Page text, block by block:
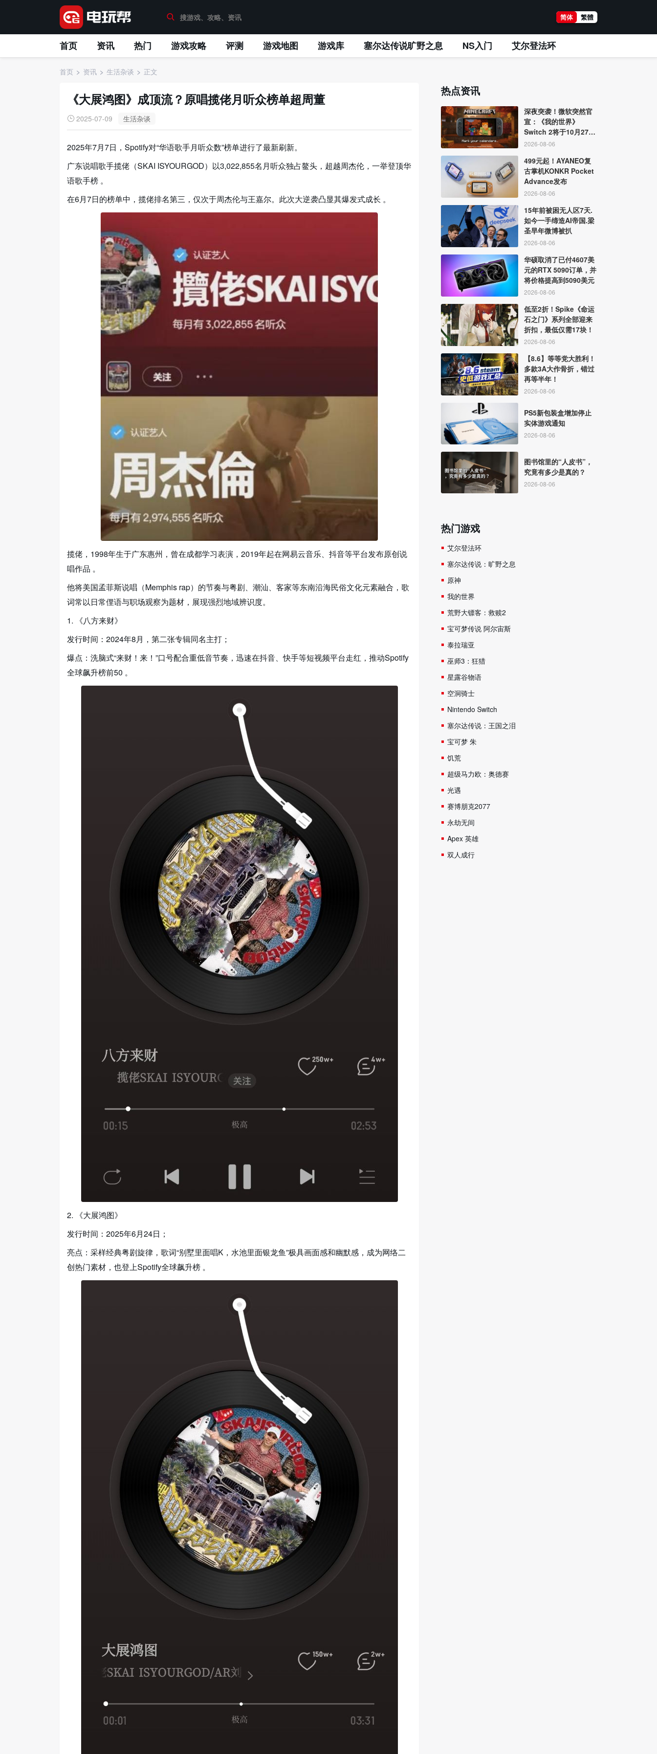
简体 繁體
首页 资讯 热门 游戏攻略 评测 游戏地图 游戏库 塞尔达传说旷野之息 NS入门 艾尔登法环
首页 资讯 生活杂谈 正文
《大展鸿图》成顶流？原唱揽佬月听众榜单超周董
2025-07-09 生活杂谈
2025年7月7日，Spotify对“华语歌手月听众数”榜单进行了最新刷新。
广东说唱歌手揽佬（SKAI ISYOURGOD）以3,022,855名月听众独占鳌头，超越周杰伦，一举登顶华
语歌手榜 。
在6月7日的榜单中，揽佬排名第三，仅次于周杰伦与王嘉尔。此次大逆袭凸显其爆发式成长 。
揽佬，1998年生于广东惠州，曾在成都学习表演，2019年起在网易云音乐、抖音等平台发布原创说
唱作品 。
他将美国孟菲斯说唱（Memphis rap）的节奏与粤剧、潮汕、客家等东南沿海民俗文化元素融合，歌
词常以日常俚语与职场观察为题材，展现强烈地域辨识度。
1. 《八方来财》
发行时间：2024年8月，第二张专辑同名主打；
爆点：洗脑式“来财！来！”口号配合重低音节奏，迅速在抖音、快手等短视频平台走红，推动Spotify
全球飙升榜前50 。
2. 《大展鸿图》
发行时间：2025年6月24日；
亮点：采样经典粤剧旋律，歌词“别墅里面唱K，水池里面银龙鱼”极具画面感和幽默感，成为网络二
创热门素材，也登上Spotify全球飙升榜 。
热点资讯
深夜突袭！微软突然官
宣：《我的世界》
Switch 2将于10月27日
发售
2026-08-06
499元起！AYANEO复
古掌机KONKR Pocket
Advance发布
2026-08-06
15年前被困无人区7天.
如今一手缔造AI帝国.梁
圣早年微博被扒
2026-08-06
华硕取消了已付4607美
元的RTX 5090订单，并
将价格提高到5090美元
2026-08-06
低至2折！Spike《命运
石之门》系列全部迎来
折扣，最低仅需17块！
2026-08-06
【8.6】等等党大胜利！
多款3A大作骨折，错过
再等半年！
2026-08-06
PS5新包装盒增加停止
实体游戏通知
2026-08-06
图书馆里的“人皮书”，
究竟有多少是真的？
2026-08-06
热门游戏
艾尔登法环
塞尔达传说：旷野之息
原神
我的世界
荒野大镖客：救赎2
宝可梦传说 阿尔宙斯
泰拉瑞亚
巫师3：狂猎
星露谷物语
空洞骑士
Nintendo Switch
塞尔达传说：王国之泪
宝可梦 朱
饥荒
超级马力欧：奥德赛
光遇
赛博朋克2077
永劫无间
Apex 英雄
双人成行